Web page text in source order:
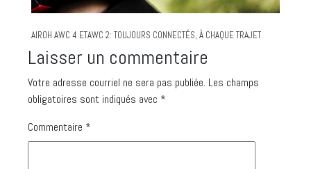
AIROH AWC 4 ETAWC 2: TOUJOURS CONNECTÉS, À CHAQUE TRAJET
Laisser un commentaire
Votre adresse courriel ne sera pas publiée. Les champs
obligatoires sont indiqués avec *
Commentaire *